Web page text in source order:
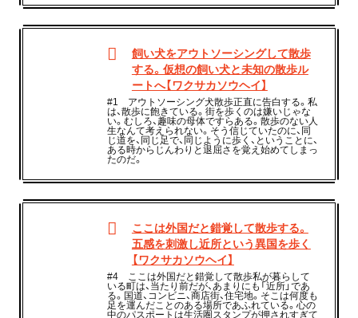
飼い犬をアウトソーシングして散歩
する。仮想の飼い犬と未知の散歩ル
ートへ【ワクサカソウヘイ】
#1 アウトソーシング犬散歩正直に告白する。私
は、散歩に飽きている。街を歩くのは嫌いじゃな
い。むしろ、趣味の母体ですらある。散歩のない人
生なんて考えられない。そう信じていたのに、同
じ道を、同じ足で、同じように歩く、ということに、
ある時からじんわりと退屈さを覚え始めてしまっ
たのだ。
ここは外国だと錯覚して散歩する。
五感を刺激し近所という異国を歩く
【ワクサカソウヘイ】
#4 ここは外国だと錯覚して散歩私が暮らして
いる町は、当たり前だが、あまりにも「近所」であ
る。国道、コンビニ、商店街、住宅地。そこは何度も
足を運んだことのある場所であふれている。心の
中のパスポートは生活圏スタンプが押されすぎて